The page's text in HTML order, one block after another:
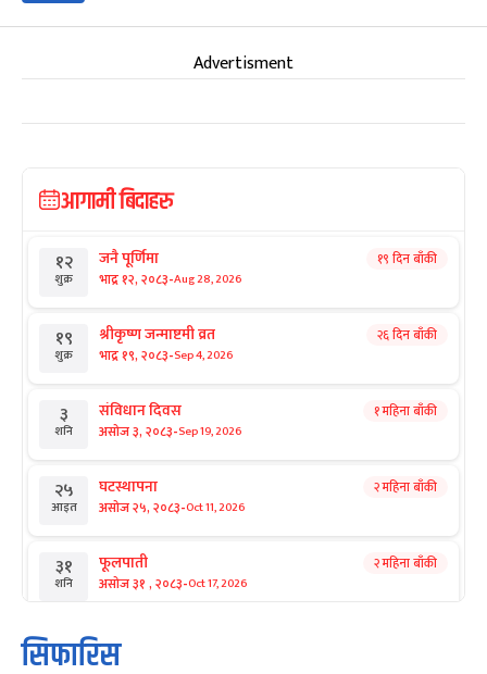
Advertisment
आगामी बिदाहरु
१२
शुक्र
जनै पूर्णिमा
भाद्र १२, २०८३-Aug 28, 2026
१९ दिन बाँकी
१९
शुक्र
श्रीकृष्ण जन्माष्टमी व्रत
भाद्र १९, २०८३-Sep 4, 2026
२६ दिन बाँकी
३
शनि
संविधान दिवस
असोज ३, २०८३-Sep 19, 2026
१ महिना बाँकी
२५
आइत
घटस्थापना
असोज २५, २०८३-Oct 11, 2026
२ महिना बाँकी
३१
शनि
फूलपाती
असोज ३१ , २०८३-Oct 17, 2026
२ महिना बाँकी
१
आइत
कार्तिक सङ्क्रान्ति
कार्तिक १, २०८३
सिफारिस